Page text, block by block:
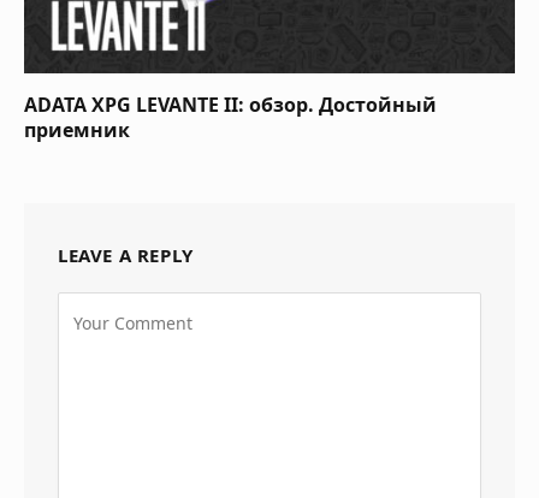
ADATA XPG LEVANTE II: обзор. Достойный
приемник
LEAVE A REPLY